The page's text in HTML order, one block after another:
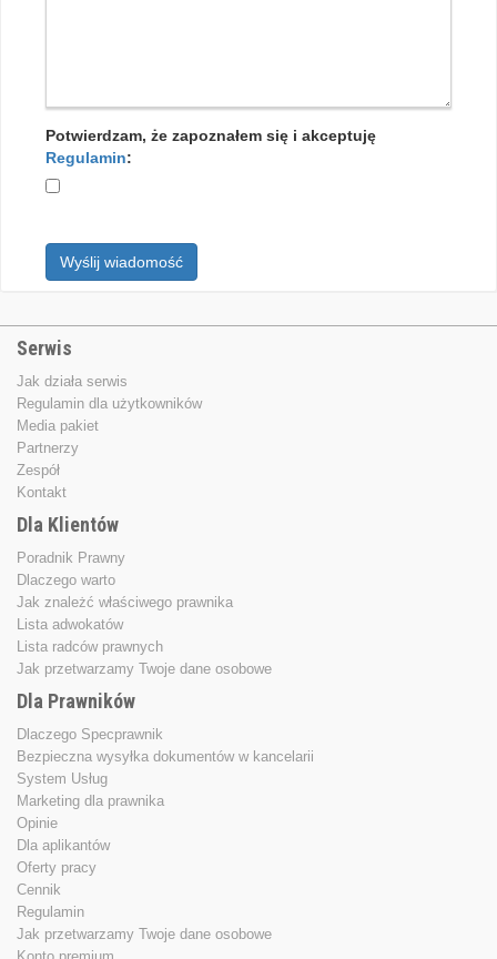
Potwierdzam, że zapoznałem się i akceptuję
Regulamin:
Wyślij wiadomość
Serwis
Jak działa serwis
Regulamin dla użytkowników
Media pakiet
Partnerzy
Zespół
Kontakt
Dla Klientów
Poradnik Prawny
Dlaczego warto
Jak znależć właściwego prawnika
Lista adwokatów
Lista radców prawnych
Jak przetwarzamy Twoje dane osobowe
Dla Prawników
Dlaczego Specprawnik
Bezpieczna wysyłka dokumentów w kancelarii
System Usług
Marketing dla prawnika
Opinie
Dla aplikantów
Oferty pracy
Cennik
Regulamin
Jak przetwarzamy Twoje dane osobowe